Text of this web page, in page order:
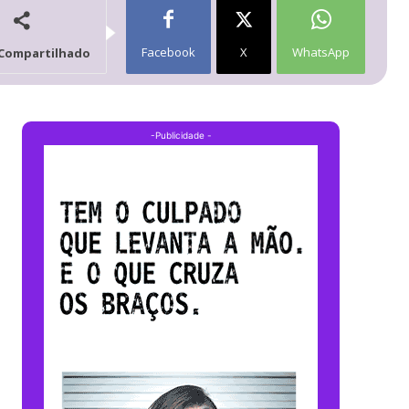
Facebook X WhatsApp
-Publicidade -